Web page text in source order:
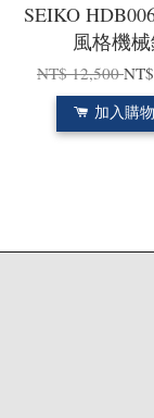
SEIKO
風格機
NT$ 12,500
加入購